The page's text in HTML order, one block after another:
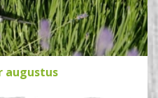
augustus